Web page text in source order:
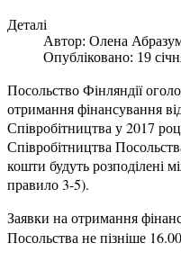
Деталі
Автор: Олена
Опубліковано: 19
Посольство Фінляндії
отримання фінансування
Співробітництва у 2017
Співробітництва
кошти будуть розподілені
правило 3-5).
Заявки на отримання
Посольства не пізніше